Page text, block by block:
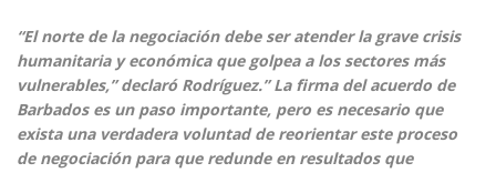
“El norte de la negociación debe ser atender la grave crisis
humanitaria y económica que golpea a los sectores más
vulnerables,” declaró Rodríguez.” La firma del acuerdo de
Barbados es un paso importante, pero es necesario que
exista una verdadera voluntad de reorientar este proceso
de negociación para que redunde en resultados que